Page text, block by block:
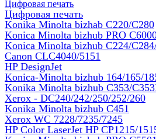
Цифровая печать
Цифровая печать
Konika Minolta bizhab C220/C280
Konica Minolta bizhub PRO
Konica Minolta bizhub С224/
Canon CLC4040/5151
HP DesignJet
Konica-Minolta bizhub 164/165/
Konika Minolta bizhub C353/
Xerox - DC240/242/250/252/260
Konika Minolta bizhub C451
Xerox WC 7228/7235/7245
HP Color LaserJet HP CP1215/